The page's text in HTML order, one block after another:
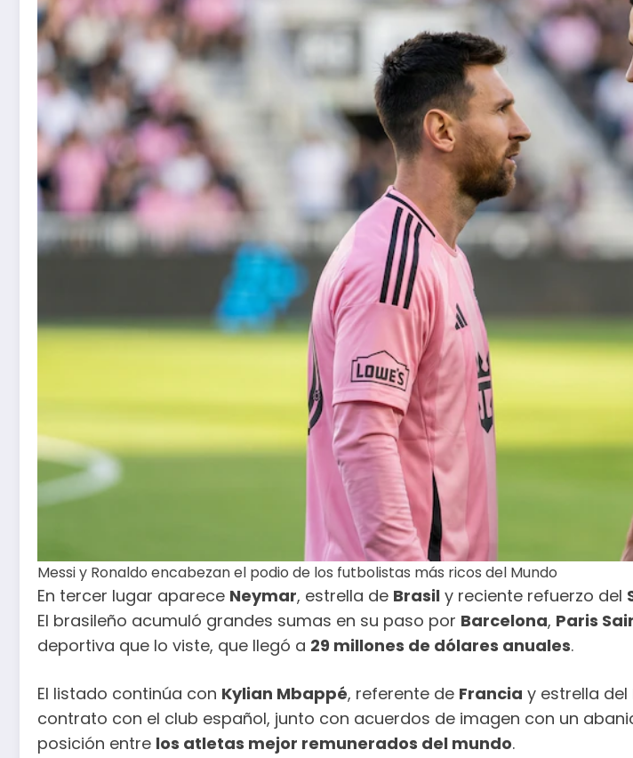
Messi y Ronaldo encabezan el podio de los futbolistas más ricos del Mundo
En tercer lugar aparece Neymar, estrella de Brasil y reciente refuerzo del
El brasileño acumuló grandes sumas en su paso por Barcelona, Paris
deportiva que lo viste, que llegó a 29 millones de dólares anuales.
El listado continúa con Kylian Mbappé, referente de Francia y estrella del
contrato con el club español, junto con acuerdos de imagen con un
posición entre los atletas mejor remunerados del mundo.